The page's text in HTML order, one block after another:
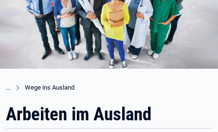
Wege ins Ausland
Arbeiten im Ausland